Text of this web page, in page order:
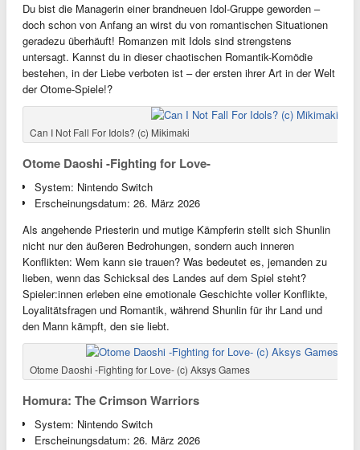
Du bist die Managerin einer brandneuen Idol-Gruppe geworden –
doch schon von Anfang an wirst du von romantischen Situationen
geradezu überhäuft! Romanzen mit Idols sind strengstens
untersagt. Kannst du in dieser chaotischen Romantik-Komödie
bestehen, in der Liebe verboten ist – der ersten ihrer Art in der Welt
der Otome-Spiele!?
Can I Not Fall For Idols? (c) Mikimaki
Otome Daoshi -Fighting for Love-
System: Nintendo Switch
Erscheinungsdatum: 26. März 2026
Als angehende Priesterin und mutige Kämpferin stellt sich Shunlin
nicht nur den äußeren Bedrohungen, sondern auch inneren
Konflikten: Wem kann sie trauen? Was bedeutet es, jemanden zu
lieben, wenn das Schicksal des Landes auf dem Spiel steht?
Spieler:innen erleben eine emotionale Geschichte voller Konflikte,
Loyalitätsfragen und Romantik, während Shunlin für ihr Land und
den Mann kämpft, den sie liebt.
Otome Daoshi -Fighting for Love- (c) Aksys Games
Homura: The Crimson Warriors
System: Nintendo Switch
Erscheinungsdatum: 26. März 2026